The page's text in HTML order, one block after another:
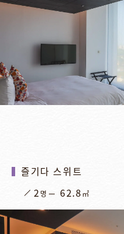
즐기다 스위트
2 명 62.8 ㎡